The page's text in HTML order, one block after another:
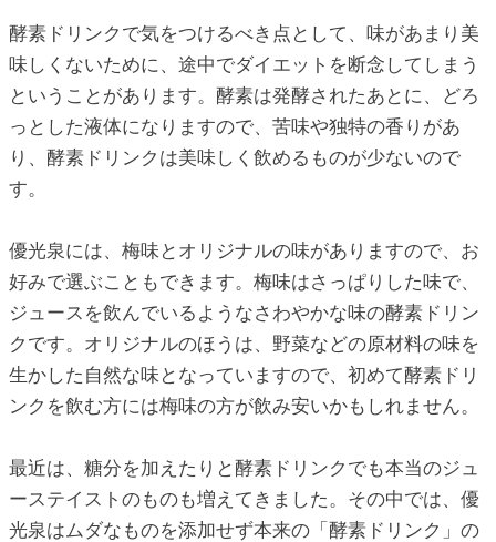
酵素ドリンクで気をつけるべき点として、味があまり美
味しくないために、途中でダイエットを断念してしまう
ということがあります。酵素は発酵されたあとに、どろ
っとした液体になりますので、苦味や独特の香りがあ
り、酵素ドリンクは美味しく飲めるものが少ないので
す。
優光泉には、梅味とオリジナルの味がありますので、お
好みで選ぶこともできます。梅味はさっぱりした味で、
ジュースを飲んでいるようなさわやかな味の酵素ドリン
クです。オリジナルのほうは、野菜などの原材料の味を
生かした自然な味となっていますので、初めて酵素ドリ
ンクを飲む方には梅味の方が飲み安いかもしれません。
最近は、糖分を加えたりと酵素ドリンクでも本当のジュ
ーステイストのものも増えてきました。その中では、優
光泉はムダなものを添加せず本来の「酵素ドリンク」の